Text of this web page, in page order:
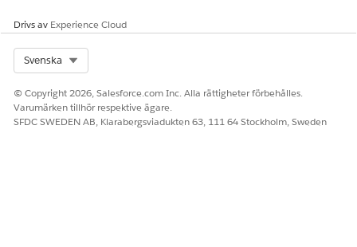
Drivs av Experience Cloud
Svenska
© Copyright 2026, Salesforce.com Inc. Alla rättigheter förbehålles.
Varumärken tillhör respektive ägare.
SFDC SWEDEN AB, Klarabergsviadukten 63, 111 64 Stockholm, Sweden